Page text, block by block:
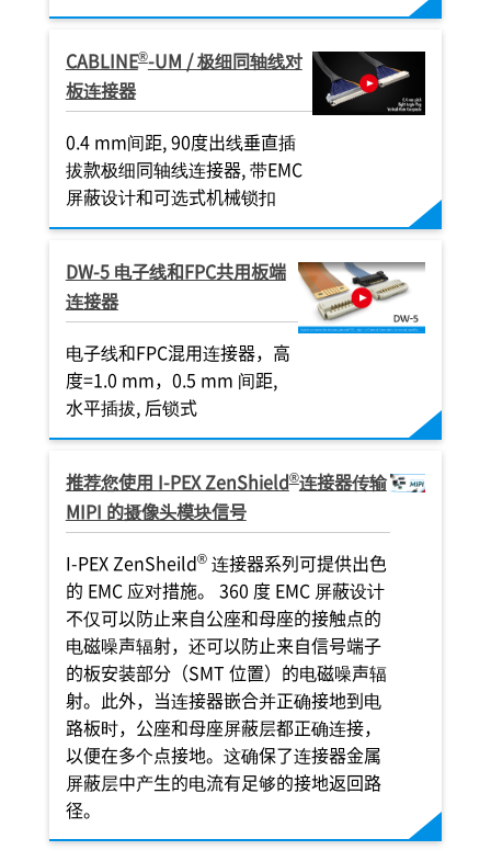
CABLINE®-UM / 极细同轴线对
板连接器
0.4 mm间距, 90度出线垂直插
拔款极细同轴线连接器, 带EMC
屏蔽设计和可选式机械锁扣
DW-5 电子线和FPC共用板端
连接器
电子线和FPC混用连接器，高
度=1.0 mm，0.5 mm 间距,
水平插拔, 后锁式
推荐您使用 I-PEXZenShield®连接器传输
MIPI 的摄像头模块信号
I-PEXZenSheild®连接器系列可提供出色
的 EMC 应对措施。 360 度 EMC 屏蔽设计
不仅可以防止来自公座和母座的接触点的
电磁噪声辐射，还可以防止来自信号端子
的板安装部分（SMT 位置）的电磁噪声辐
射。此外，当连接器嵌合并正确接地到电
路板时，公座和母座屏蔽层都正确连接，
以便在多个点接地。这确保了连接器金属
屏蔽层中产生的电流有足够的接地返回路
径。